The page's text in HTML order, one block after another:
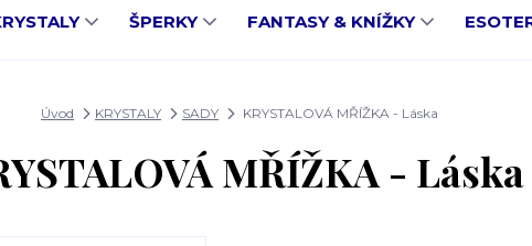
ŠPERKY FANTASY & KNÍŽKY
Úvod KRYSTALY SADY KRYSTALOVÁ MŘÍŽKA - Láska
MŘÍŽKA - Láska